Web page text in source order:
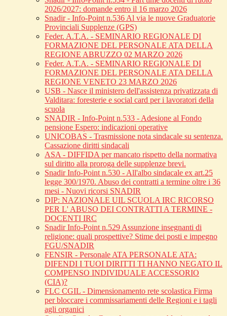
2026/2027: domande entro il 16 marzo 2026
Snadir - Info-Point n.536 Al via le nuove Graduatorie
Provinciali Supplenze (GPS)
Feder. A.T.A. - SEMINARIO REGIONALE DI
FORMAZIONE DEL PERSONALE ATA DELLA
REGIONE ABRUZZO 02 MARZO 2026
Feder. A.T.A. - SEMINARIO REGIONALE DI
FORMAZIONE DEL PERSONALE ATA DELLA
REGIONE VENETO 23 MARZO 2026
USB - Nasce il ministero dell'assistenza privatizzata di
Valditara: foresterie e social card per i lavoratori della
scuola
SNADIR - Info-Point n.533 - Adesione al Fondo
pensione Espero: indicazioni operative
UNICOBAS - Trasmissione nota sindacale su sentenza.
Cassazione diritti sindacali
ASA - DIFFIDA per mancato rispetto della normativa
sul diritto alla proroga delle supplenze brevi.
Snadir Info-Point n.530 - All'albo sindacale ex art.25
legge 300/1970. Abuso dei contratti a termine oltre i 36
mesi - Nuovi ricorsi SNADIR
DIP: NAZIONALE UIL SCUOLA IRC RICORSO
PER L' ABUSO DEI CONTRATTI A TERMINE -
DOCENTI IRC
Snadir Info-Point n.529 Assunzione insegnanti di
religione: quali prospettive? Stime dei posti e impegno
FGU/SNADIR
FENSIR - Personale ATA PERSONALE ATA:
DIFENDI I TUOI DIRITTI TI HANNO NEGATO IL
COMPENSO INDIVIDUALE ACCESSORIO
(CIA)?
FLC CGIL - Dimensionamento rete scolastica Firma
per bloccare i commissariamenti delle Regioni e i tagli
agli organici